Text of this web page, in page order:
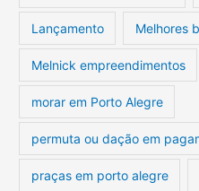
Lançamento Melhores
Melnick empreendimentos
morar em Porto Alegre
permuta ou dação em
praças em porto alegre